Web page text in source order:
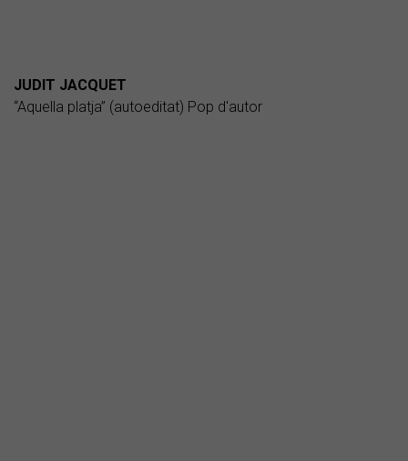
JUDIT JACQUET
“Aquella platja” (autoeditat) Pop d'autor